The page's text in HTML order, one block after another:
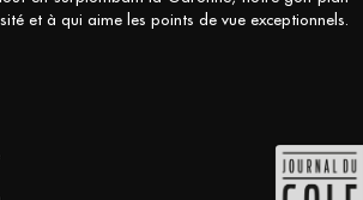
et à qui aime les points de vue exceptionnels.